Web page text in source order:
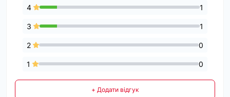
4 1
3 1
2 0
1 0
+ Додати відгук